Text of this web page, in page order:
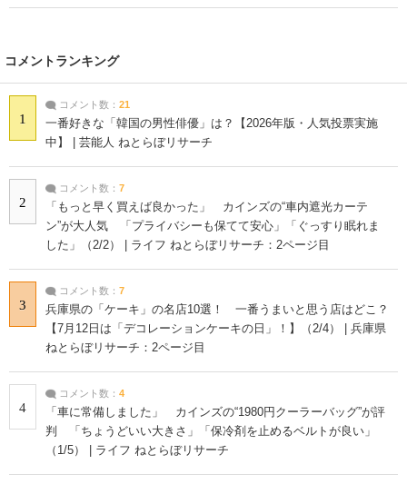
コメントランキング
1
コメント数： 21
一番好きな「韓国の男性俳優」は？【2026年版・人気投票実施
中】 | 芸能人 ねとらぼリサーチ
2
コメント数： 7
「もっと早く買えば良かった」 カインズの“車内遮光カーテ
ン”が大人気 「プライバシーも保てて安心」「ぐっすり眠れま
した」（2/2） | ライフ ねとらぼリサーチ：2ページ目
3
コメント数： 7
兵庫県の「ケーキ」の名店10選！ 一番うまいと思う店はどこ？
【7月12日は「デコレーションケーキの日」！】（2/4） | 兵庫県
ねとらぼリサーチ：2ページ目
4
コメント数： 4
「車に常備しました」 カインズの“1980円クーラーバッグ”が評
判 「ちょうどいい大きさ」「保冷剤を止めるベルトが良い」
（1/5） | ライフ ねとらぼリサーチ